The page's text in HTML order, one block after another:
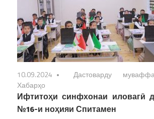
10.09.2024 Дастоварду
Хабарҳо
Ифтитоҳи синфхонаи иловагӣ
№16-и ноҳияи Спитамен